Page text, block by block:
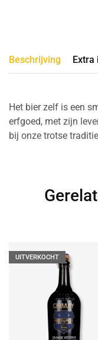
Beschrijving
Het bier zelf is een
erfgoed, met zijn
bij onze trotse
UITVERKOCHT